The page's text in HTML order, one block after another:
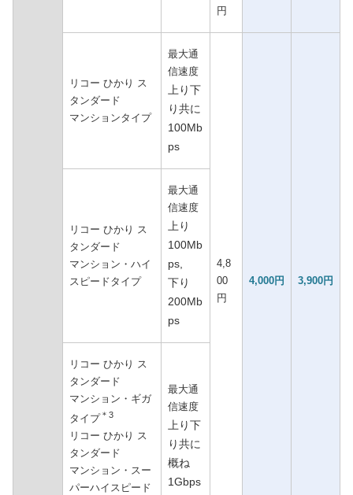
円
リコー ひかり ス
タンダード
マンションタイプ
最大通
信速度
上り下
り共に
100Mb
ps
4,8
00
円
4,000円 3,900円
リコー ひかり ス
タンダード
マンション・ハイ
スピードタイプ
最大通
信速度
上り
100Mb
ps,
下り
200Mb
ps
リコー ひかり ス
タンダード
マンション・ギガ
タイプ＊3
リコー ひかり ス
タンダード
マンション・スー
パーハイスピード
最大通
信速度
上り下
り共に
概ね
1Gbps